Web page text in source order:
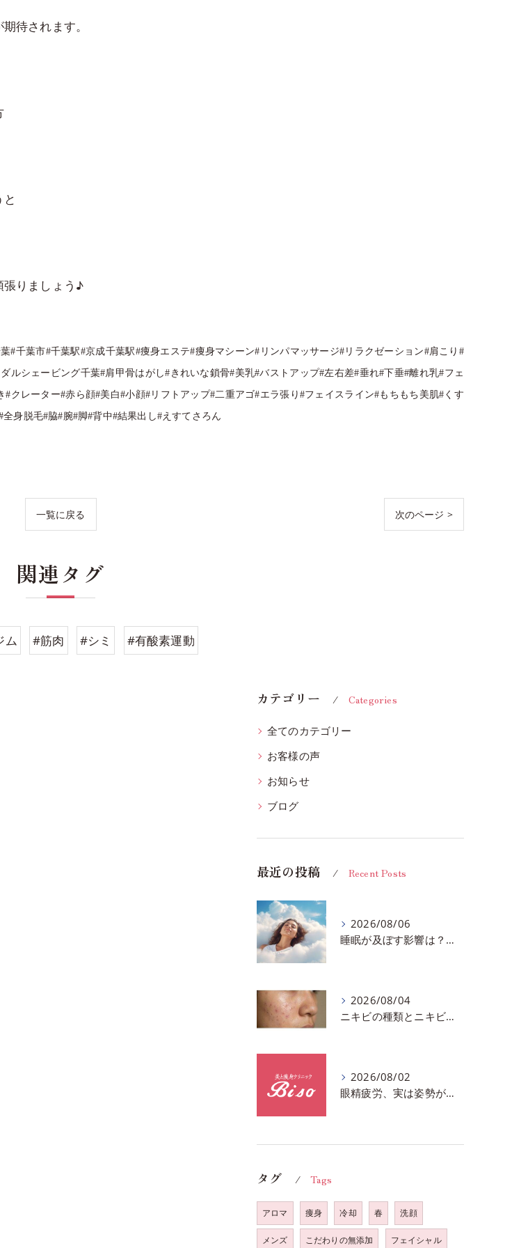
待されます。
張りましょう♪
#千葉市#千葉駅#京成千葉駅#痩身エステ#痩身マシーン#リンパマッサージ#リラクゼーション#肩こり#
ルシェービング千葉#肩甲骨はがし#きれいな鎖骨#美乳#バストアップ#左右差#垂れ#下垂#離れ乳#フェ
クレーター#赤ら顔#美白#小顔#リフトアップ#二重アゴ#エラ張り#フェイスライン#もちもち美肌#くす
身脱毛#脇#腕#脚#背中#結果出し#えすてさろん
一覧に戻る 次のページ >
関連タグ
ム #筋肉 #シミ #有酸素運動
カテゴリー Categories
全てのカテゴリー
お客様の声
お知らせ
ブログ
最近の投稿 Recent Posts
2026/08/06
睡眠が及ぼす影響は？千葉市おすすめメニュー全身リンパマッサージで全身スッキリ♪
2026/08/04
ニキビの種類とニキビを作らないスキンケア方法♪千葉市中央区フェイシャルエステサロン
2026/08/02
眼精疲労、実は姿勢が原因かも?駅近おすすめメニュー全身リンパマッサージで全身スッキリ♪
タグ Tags
アロマ 痩身 冷却 春 洗顔
メンズ こだわりの無添加 フェイシャル